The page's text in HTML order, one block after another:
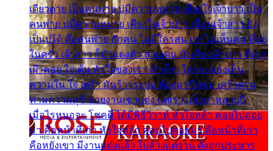
เดียวดาย เป็นคนพ่าย บ่มีความหมาย เคียงใจเจ้าบ่าว เป็น
คนพ่าย บ่มีความหมาย เคียงใจเจ้าบ่าว เพื่อนเจ้าสาว ยัง
เป็นบ่ได้ คือคนพ่าย ฮักคน ไม่มีใครสน เขาไม่เห็นคน ที่อยู่
ในครัว เจ้าสาว ก็มัวแต่งตัว สวยเด่น นั่งเคียงเจ้าบ่าว ที่เขา
เฝ้าคอย ใจเต้น หัวใจของเรา ลำเค็ญ ใครจะมองเห็น
ความใน ใจ เศร้า มันร้าวระบม ต้องมาขื่นขม เศร้าตรม
ท่ามความสุขี ช่วยงานเขาแต่ง แต่เรา แล้งมาหลายปี
เมื่อไรหนอจะ โชคดี ได้มีพิธีวิวาห์ หัวใจหล้า คอยไปคอย
มา คือหน้าที่เก่า หัวใจหล้า คอยไปคอยมา คือหน้าที่เก่า
คือหยังเขา มีงานแต่งแล้ว ไปล้างแต่จาน ดั่งถูกประหาร